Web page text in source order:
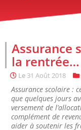
Assurance
la rentrée…
Le 31 Août 2018
Assurance scolaire :
que quelques jours
versement de
complément de
aider à soutenir les